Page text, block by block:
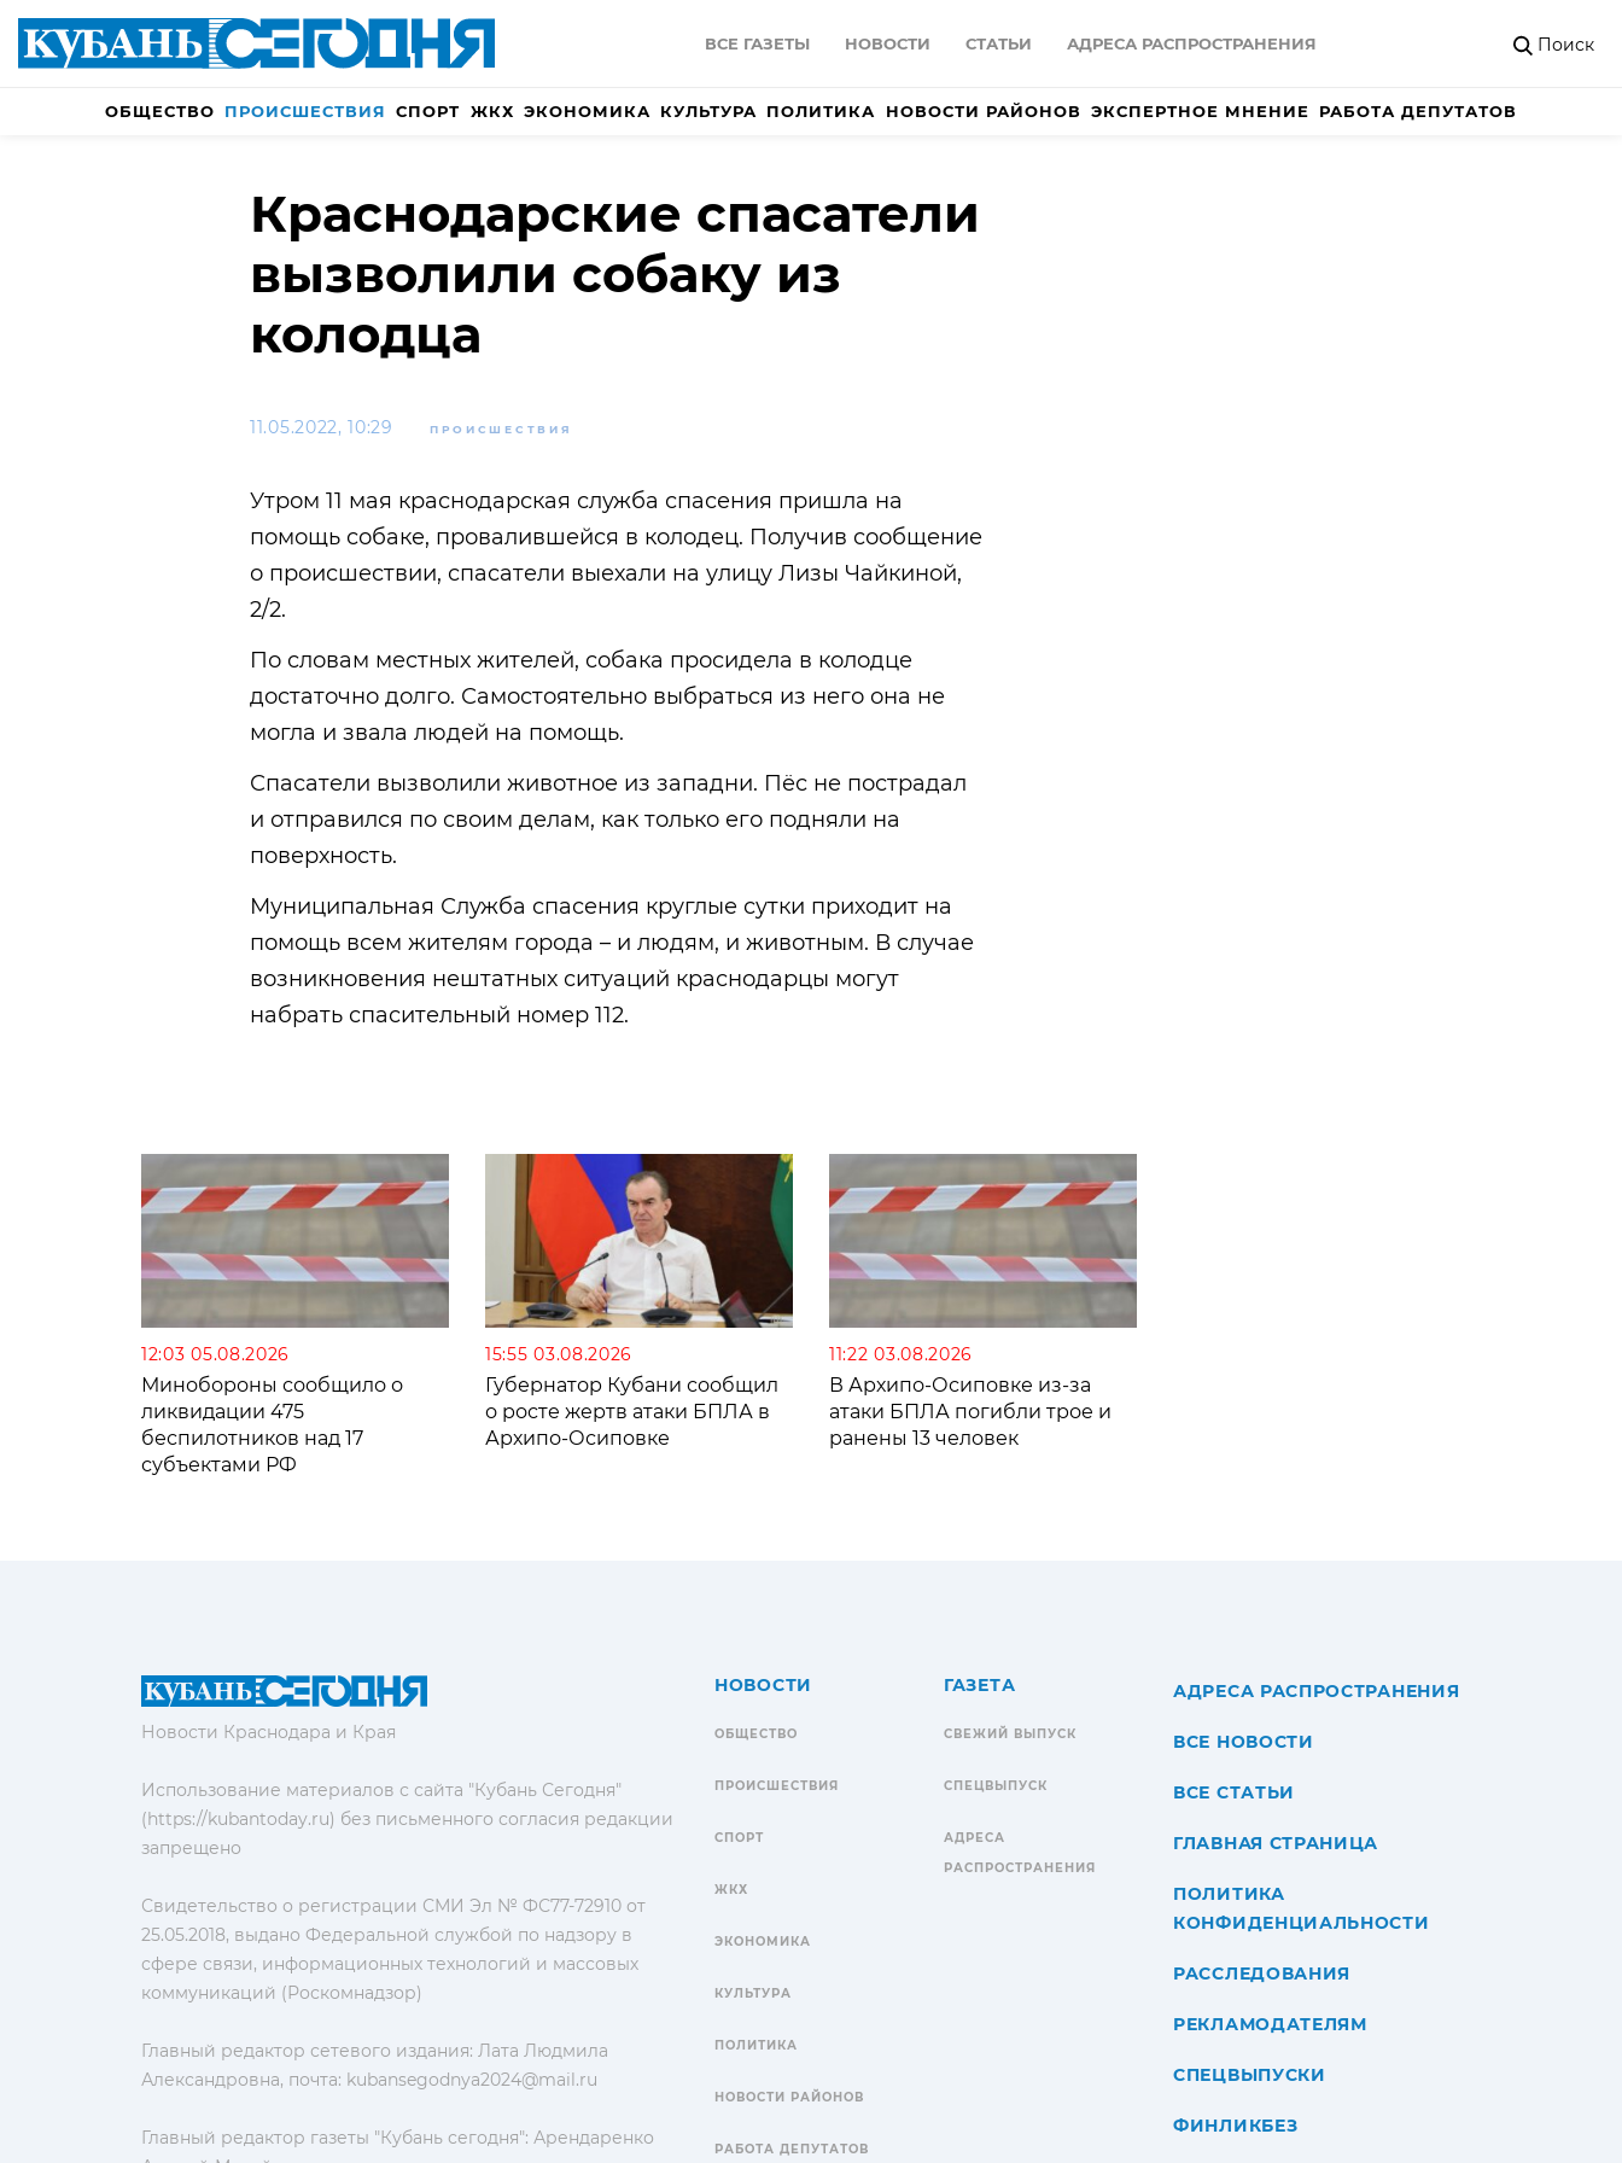
ВСЕ ГАЗЕТЫ НОВОСТИ СТАТЬИ АДРЕСА РАСПРОСТРАНЕНИЯ Поиск
ОБЩЕСТВО ПРОИСШЕСТВИЯ СПОРТ ЖКХ ЭКОНОМИКА КУЛЬТУРА ПОЛИТИКА НОВОСТИ РАЙОНОВ ЭКСПЕРТНОЕ МНЕНИЕ РАБОТА ДЕПУТАТОВ
Краснодарские спасатели
вызволили собаку из
колодца
11.05.2022, 10:29 ПРОИСШЕСТВИЯ
Утром 11 мая краснодарская служба спасения пришла на
помощь собаке, провалившейся в колодец. Получив сообщение
о происшествии, спасатели выехали на улицу Лизы Чайкиной,
2/2.
По словам местных жителей, собака просидела в колодце
достаточно долго. Самостоятельно выбраться из него она не
могла и звала людей на помощь.
Спасатели вызволили животное из западни. Пёс не пострадал
и отправился по своим делам, как только его подняли на
поверхность.
Муниципальная Служба спасения круглые сутки приходит на
помощь всем жителям города – и людям, и животным. В случае
возникновения нештатных ситуаций краснодарцы могут
набрать спасительный номер 112.
12:03 05.08.2026
Минобороны сообщило о
ликвидации 475
беспилотников над 17
субъектами РФ
15:55 03.08.2026
Губернатор Кубани сообщил
о росте жертв атаки БПЛА в
Архипо-Осиповке
11:22 03.08.2026
В Архипо-Осиповке из-за
атаки БПЛА погибли трое и
ранены 13 человек
Новости Краснодара и Края
Использование материалов с сайта "Кубань Сегодня"
(https://kubantoday.ru) без письменного согласия редакции
запрещено
Свидетельство о регистрации СМИ Эл № ФС77-72910 от
25.05.2018, выдано Федеральной службой по надзору в
сфере связи, информационных технологий и массовых
коммуникаций (Роскомнадзор)
Главный редактор сетевого издания: Лата Людмила
Александровна, почта: kubansegodnya2024@mail.ru
Главный редактор газеты "Кубань сегодня": Арендаренко
НОВОСТИ
ОБЩЕСТВО
ПРОИСШЕСТВИЯ
СПОРТ
ЖКХ
ЭКОНОМИКА
КУЛЬТУРА
ПОЛИТИКА
НОВОСТИ РАЙОНОВ
РАБОТА ДЕПУТАТОВ
ГАЗЕТА
СВЕЖИЙ ВЫПУСК
СПЕЦВЫПУСК
АДРЕСА
РАСПРОСТРАНЕНИЯ
АДРЕСА РАСПРОСТРАНЕНИЯ
ВСЕ НОВОСТИ
ВСЕ СТАТЬИ
ГЛАВНАЯ СТРАНИЦА
ПОЛИТИКА
КОНФИДЕНЦИАЛЬНОСТИ
РАССЛЕДОВАНИЯ
РЕКЛАМОДАТЕЛЯМ
СПЕЦВЫПУСКИ
ФИНЛИКБЕЗ